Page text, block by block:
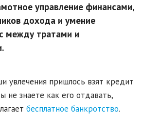
управление финансами,
дохода и умение
между тратами и
увлечения пришлось взят кредит
не знаете как его отдавать,
бесплатное банкротство.